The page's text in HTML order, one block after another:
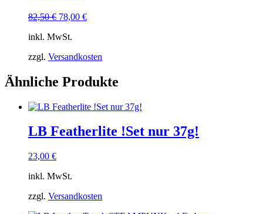
82,50€ Ursprünglicher
war:
78,00 €Aktueller
inkl. MwSt.
zzgl. Versandkosten
Ähnliche Produkte
LB Featherlite !Set nur 37g!
23,00 €
inkl. MwSt.
zzgl. Versandkosten